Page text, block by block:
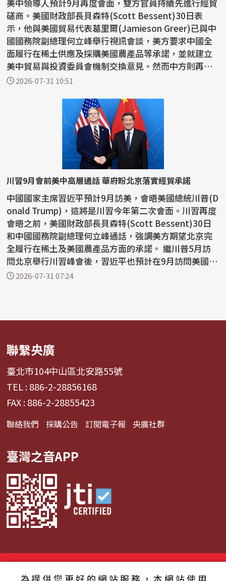
美中領導人預計9月再度會面，雙方官員持續先進行經貿
磋商。美國財政部長貝森特(Scott Bessent)30日表
示，他與美國貿易代表葛里爾(Jamieson Greer)已與中
國國務院副總理何立峰舉行視訊會談，美方要求中國全
面履行在稀土供應及採購美國農產品等承諾，並就建立
美中貿易與投資委員會機制交換意見。然而中方則再度
對美國實施...
2026-07-31 10:51
川習9月會前美中高層通話 華府盼北京落實經貿承諾
中國國家主席習近平預計9月訪美，會晤美國總統川普(D
onald Trump)，這將是川習今年第二次會面。川習再度
會晤之前，美國財政部長貝森特(Scott Bessent)30日
和中國國務院副總理何立峰通話，強調美方期望北京完
全履行在稀土及美國農產品方面的承諾。 繼川普5月訪
問北京舉行川習峰會後，習近平也預計在9月訪問美國並
會晤川...
2026-07-31 07:24
聯繫央廣
臺北市104中山區北安路55號
TEL : 886-2-28856168
FAX : 886-2-28855423
聯絡我們 採購公告 訂閱電子報 央廣社群
臺灣之音APP